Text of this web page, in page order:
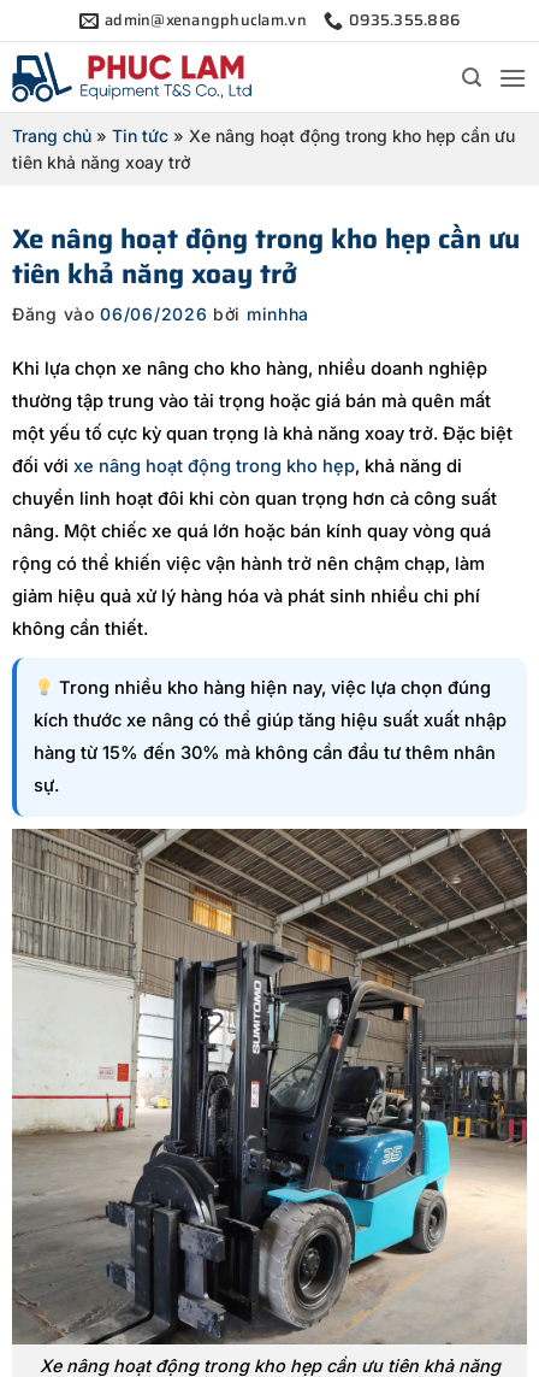
qua
nội
dung
admin@xenangphuclam.vn 0935.355.886
Trang chủ » Tin tức » Xe nâng hoạt động trong kho hẹp cần ưu
tiên khả năng xoay trở
Xe nâng hoạt động trong kho hẹp cần ưu
tiên khả năng xoay trở
Đăng vào06/06/2026 bởi minhha
Khi lựa chọn xe nâng cho kho hàng, nhiều doanh nghiệp
thường tập trung vào tải trọng hoặc giá bán mà quên mất
một yếu tố cực kỳ quan trọng là khả năng xoay trở. Đặc biệt
đối với xe nâng hoạt động trong kho hẹp, khả năng di
chuyển linh hoạt đôi khi còn quan trọng hơn cả công suất
nâng. Một chiếc xe quá lớn hoặc bán kính quay vòng quá
rộng có thể khiến việc vận hành trở nên chậm chạp, làm
giảm hiệu quả xử lý hàng hóa và phát sinh nhiều chi phí
không cần thiết.
Trong nhiều kho hàng hiện nay, việc lựa chọn đúng
kích thước xe nâng có thể giúp tăng hiệu suất xuất nhập
hàng từ 15% đến 30% mà không cần đầu tư thêm nhân
sự.
Xe nâng hoạt động trong kho hẹp cần ưu tiên khả năng